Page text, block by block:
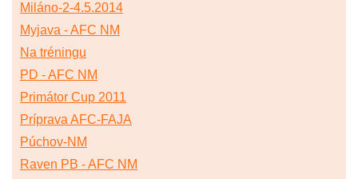
Miláno-2-4.5.2014
Myjava - AFC NM
Na tréningu
PD - AFC NM
Primátor Cup 2011
Príprava AFC-FAJA
Púchov-NM
Raven PB - AFC NM